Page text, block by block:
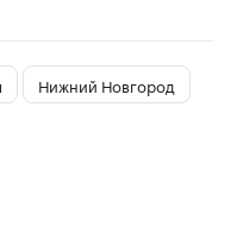
Нижний Новгород